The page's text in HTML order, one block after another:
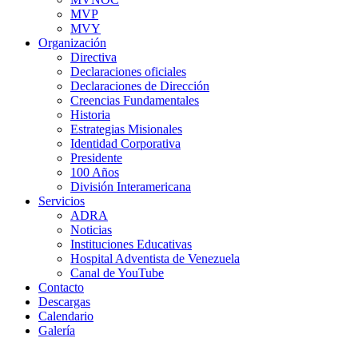
MVP
MVY
Organización
Directiva
Declaraciones oficiales
Declaraciones de Dirección
Creencias Fundamentales
Historia
Estrategias Misionales
Identidad Corporativa
Presidente
100 Años
División Interamericana
Servicios
ADRA
Noticias
Instituciones Educativas
Hospital Adventista de Venezuela
Canal de YouTube
Contacto
Descargas
Calendario
Galería